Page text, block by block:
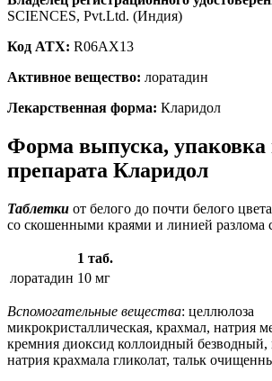
SCIENCES, Pvt.Ltd. (Индия)
Код ATX: R06AX13
Активное вещество: лоратадин
Лекарственная форма: Кларидол
Форма выпуска, упаковка
препарата Кларидол
Таблетки от белого до почти белого
со скошенными краями и линией разлома
1 таб.
лоратадин 10 мг
Вспомогательные вещества: целлюлоза
микрокристаллическая, крахмал, натрия
кремния диоксид коллоидный безводный,
натрия крахмала гликолат, тальк